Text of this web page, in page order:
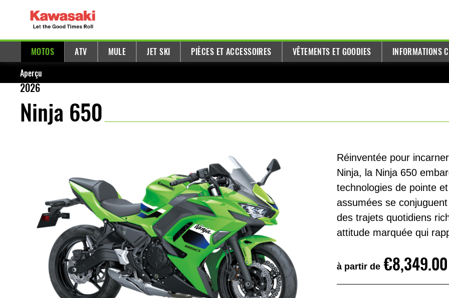
MOTOS ATV MULE JET SKI PIÈCES ET ACCESSOIRES VÊTEMENTS ET GOODIES INFORMATIONS
Aperçu
2026
Ninja 650
Réinventée pour
Ninja, la Ninja 650
technologies de pointe
assumées se
des trajets quotidiens
attitude marquée qui
à partir de €8,349.00